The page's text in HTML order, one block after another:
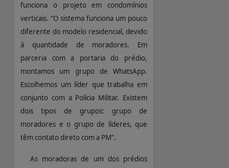
funciona o projeto em condomínios
verticais. “O sistema funciona um pouco
diferente do modelo residencial, devido
à quantidade de moradores. Em
parceria com a portaria do prédio,
montamos um grupo de WhatsApp.
Escolhemos um líder que trabalha em
conjunto com a Polícia Militar. Existem
dois tipos de grupos: grupo de
moradores e o grupo de líderes, que
têm contato direto com a PM”.
As moradoras de um dos prédios